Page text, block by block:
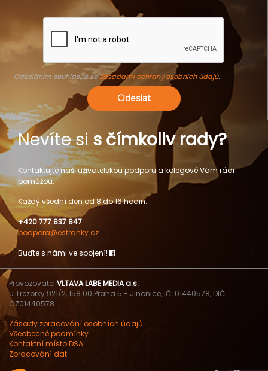
Odesláním souhlasíte seZásadami ochrany osobních údajů.
Odeslat
Nevíte si s čímkoliv rady?
Kontaktujte naši uživatelskou podporu a kolegové Vám rádi
pomůžou.
Každý všední den od 8 do 16 hodin.
+420 777 837 847
podpora@estranky.cz
Buďte s námi ve spojení!
Provozovatel VLTAVA LABE MEDIA a.s.
U Trezorky 921/2, 158 00 Praha 5 - Jinonice, IČ: 01440578, DIČ:
CZ01440578
Zásady zpracování osobních údajů
Všeobecné podmínky
Kontaktní místo DSA
Zpracování dat